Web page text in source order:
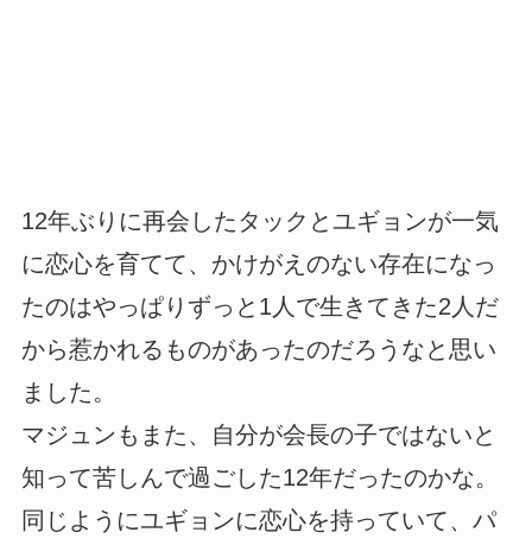
12年ぶりに再会したタックとユギョンが一気
に恋心を育てて、かけがえのない存在になっ
たのはやっぱりずっと1人で生きてきた2人だ
から惹かれるものがあったのだろうなと思い
ました。
マジュンもまた、自分が会長の子ではないと
知って苦しんで過ごした12年だったのかな。
同じようにユギョンに恋心を持っていて、パ